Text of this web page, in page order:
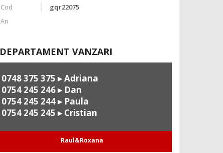
Cod
gqr22075
An
DEPARTAMENT VANZARI
0748 375 375 ▸ Adriana
0754 245 246▸ Dan
0754 245 244▸ Paula
0754 245 245 ▸ Cristian
Raul&Roxana